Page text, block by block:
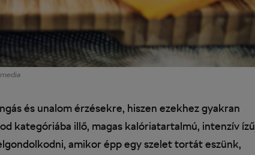
és unalom érzésekre, hiszen ezekhez gyakran
kategóriába illő, magas kalóriatartalmú, intenzív ízű
amikor épp egy szelet tortát eszünk,